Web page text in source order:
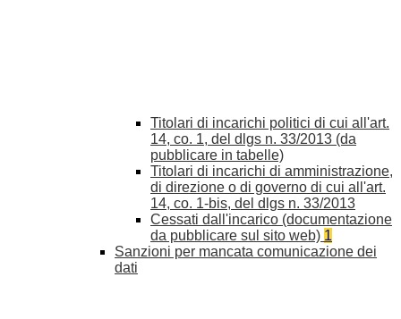
Titolari di incarichi politici di cui all'art.
14, co. 1, del dlgs n. 33/2013 (da
pubblicare in tabelle)
Titolari di incarichi di amministrazione,
di direzione o di governo di cui all'art.
14, co. 1-bis, del dlgs n. 33/2013
Cessati dall'incarico (documentazione
da pubblicare sul sito web) 1
Sanzioni per mancata comunicazione dei
dati